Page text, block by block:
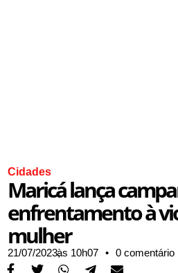
Cidades
Maricá lança
enfrentamento à
mulher
21/07/2023,às 10h07 • 0 comentário